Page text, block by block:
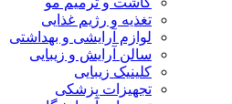
تغذیه و رژیم غذایی
لوازم آرایشی و بهداشتی
سالن آرایش و زیبایی
کلینیک زیبایی
تجهیزات پزشکی